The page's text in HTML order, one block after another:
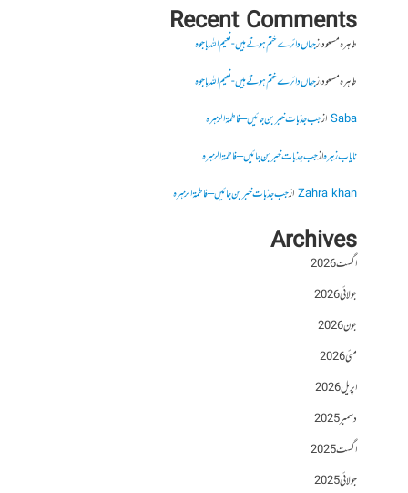
Recent Comments
طاہرہ مسعودازجہاں دائرے ختم ہوتے ہیں- نعیم اللہ باجوہ
طاہرہ مسعودازجہاں دائرے ختم ہوتے ہیں- نعیم اللہ باجوہ
Sabaازجب جذبات خبر بن جائیں – فاطمۃالزہرہ
نایاب زہرہازجب جذبات خبر بن جائیں – فاطمۃالزہرہ
Zahra khanازجب جذبات خبر بن جائیں – فاطمۃالزہرہ
Archives
اگست 2026
جولائی 2026
جون 2026
مئی 2026
اپریل 2026
دسمبر 2025
اگست 2025
جولائی 2025